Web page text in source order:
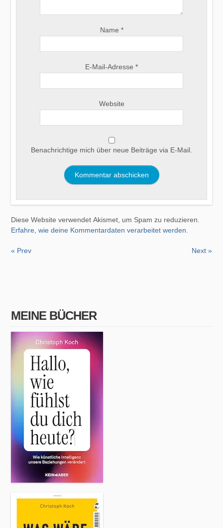
Name *
E-Mail-Adresse *
Website
Benachrichtige mich über neue Beiträge via E-Mail.
Diese Website verwendet Akismet, um Spam zu reduzieren.
Erfahre, wie deine Kommentardaten verarbeitet werden.
« Prev Next »
MEINE BÜCHER